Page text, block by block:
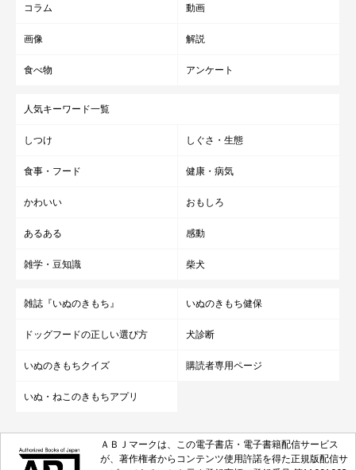
コラム 動画
画像 解説
食べ物 アンケート
人気キーワード一覧
しつけ しぐさ・生態
食事・フード 健康・病気
かわいい おもしろ
あるある 感動
雑学・豆知識 柴犬
雑誌『いぬのきもち』 いぬのきもち健保
ドッグフードの正しい選び方 犬診断
いぬのきもちクイズ 購読者専用ページ
いぬ・ねこのきもちアプリ
ＡＢＪマークは、この電子書店・電子書籍配信サービス
が、著作権者からコンテンツ使用許諾を得た正規版配信サ